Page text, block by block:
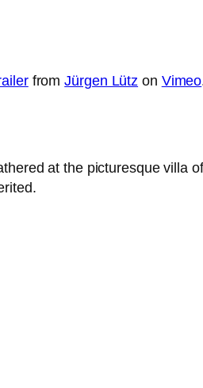
fromJürgen Lütz on Vimeo
at the pic­tures­que vil­la